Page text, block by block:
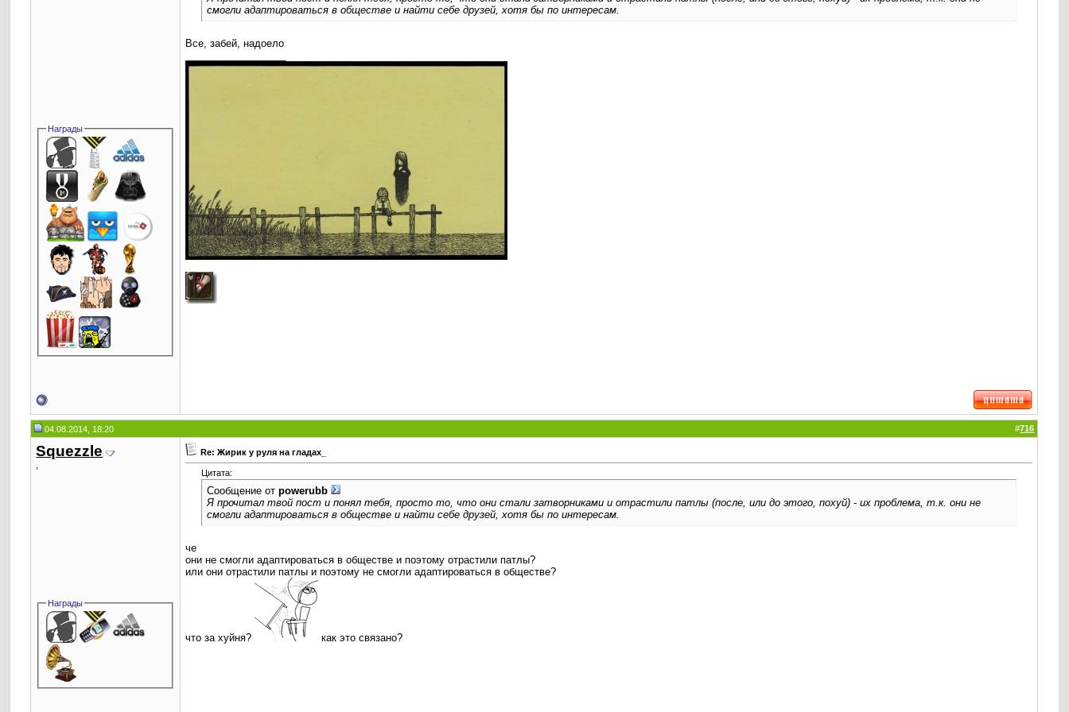
Награды
смогли адаптироваться в обществе и найти себе друзей, хотя бы по интересам.
Все, забей, надоело
04.08.2014, 18:20 #716
Squezzle
Награды
Re: Жирик у руля на гладах_
Цитата:
Сообщение отpowerubb
Я прочитал твой пост и понял тебя, просто то, что они стали затворниками и отрастили патлы (после, или до этого, похуй) - их проблема, т.к. они не
смогли адаптироваться в обществе и найти себе друзей, хотя бы по интересам.
че
они не смогли адаптироваться в обществе и поэтому отрастили патлы?
или они отрастили патлы и поэтому не смогли адаптироваться в обществе?
что за хуйня? как это связано?